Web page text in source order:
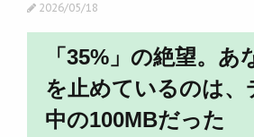
2026/05/18
「35%」の絶望。あ
を止めているのは、
中の100MBだった